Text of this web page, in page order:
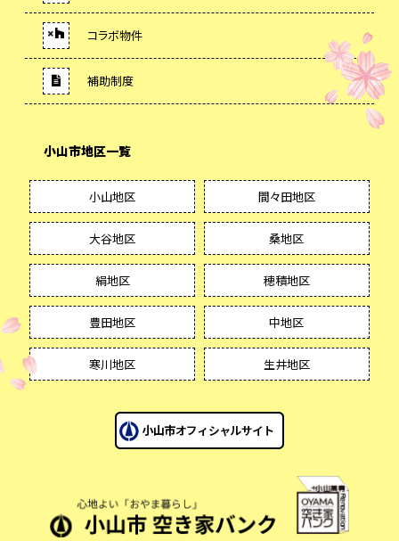
コラボ物件
補助制度
小山市地区一覧
小山地区 間々田地区
大谷地区 桑地区
絹地区 穂積地区
豊田地区 中地区
寒川地区 生井地区